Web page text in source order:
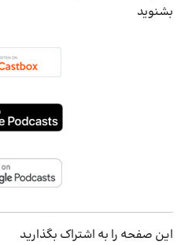
بشنوید
این صفحه را به اشتراک بگذارید